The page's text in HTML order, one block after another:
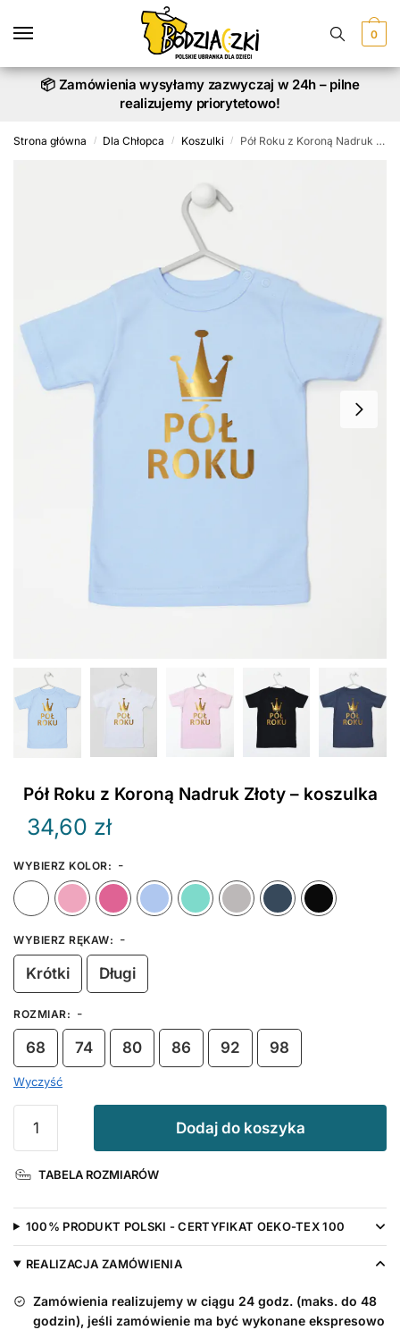
0
📦 Zamówienia wysyłamy zazwyczaj w 24h – pilne
realizujemy priorytetowo!
Strona główna / Dla Chłopca / Koszulki / Pół Roku z Koroną Nadruk Złoty – koszulka
Pół Roku z Koroną Nadruk Złoty – koszulka
34,60 zł
WYBIERZ KOLOR: -
Biały
Różowy Ciemny Różowy
Błękitny MiętowySzary
WYBIERZ RĘKAW: -
Krótki Długi
ROZMIAR: -
68 74 80 86 92 98
Wyczyść
Roku
z
Nadruk
Złoty
-
Dodaj do koszyka
TABELA ROZMIARÓW
100% PRODUKT POLSKI - CERTYFIKAT OEKO-TEX 100
REALIZACJA ZAMÓWIENIA
Zamówienia realizujemy w ciągu 24 godz. (maks. do 48
godzin), jeśli zamówienie ma być wykonane ekspresowo